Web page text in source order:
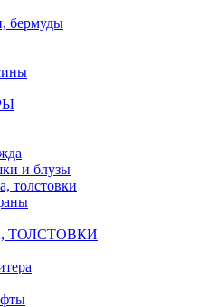
бермуды
и блузы
толстовки
ТОЛСТОВКИ